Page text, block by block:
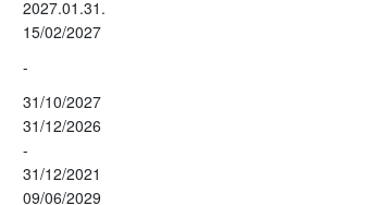
2027.01.31.
15/02/2027
-
31/10/2027
31/12/2026
-
31/12/2021
09/06/2029